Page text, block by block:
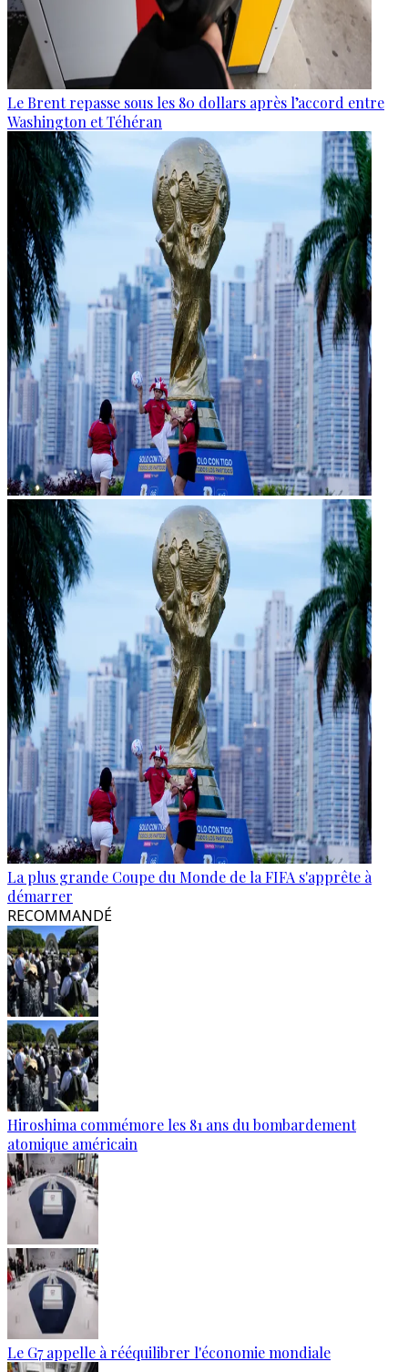
Le Brent repasse sous les 80 dollars après l’accord entre
Washington et Téhéran
La plus grande Coupe du Monde de la FIFA s'apprête à
démarrer
RECOMMANDÉ
Hiroshima commémore les 81 ans du bombardement
atomique américain
Le G7 appelle à rééquilibrer l'économie mondiale